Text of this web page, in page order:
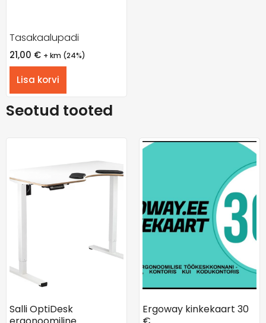
Tasakaalupadi
21,00 € + km (24%)
Lisa korvi
Seotud tooted
Salli OptiDesk
Ergoway kinkekaart 30